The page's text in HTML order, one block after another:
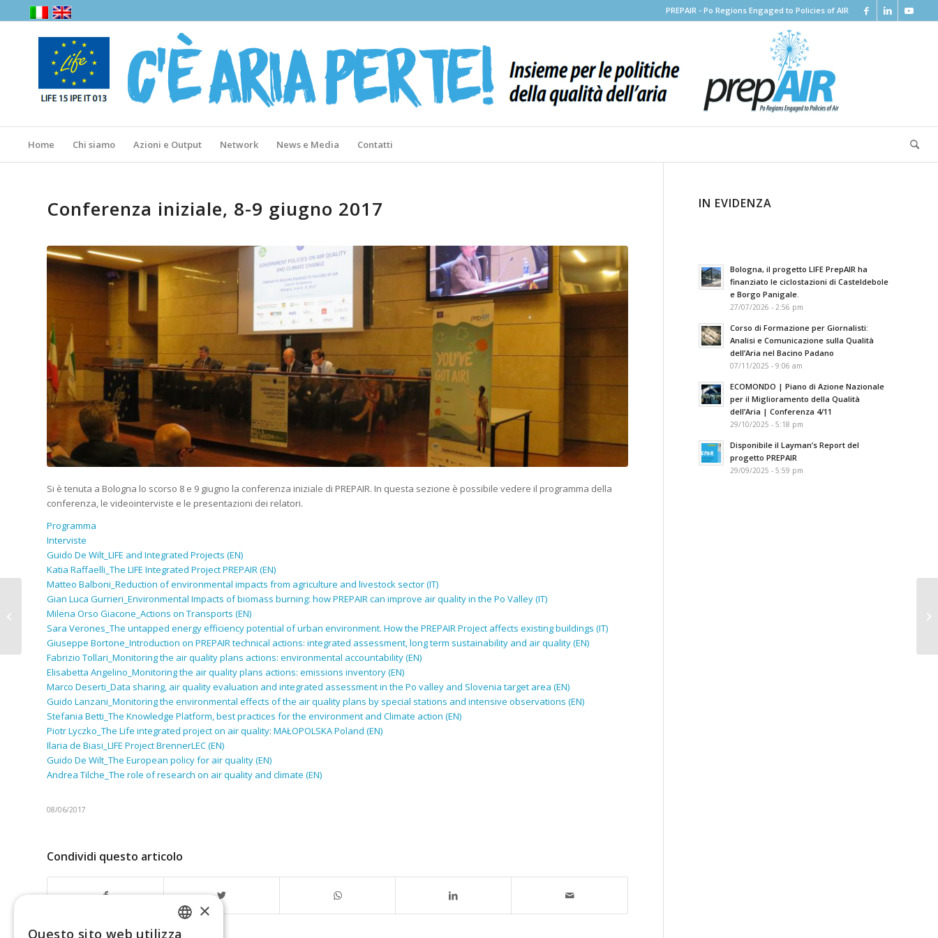
PREPAIR - Po Regions Engaged to Policies of AIR
Home Chi siamo Azioni e Output Network News e Media Contatti
Conferenza iniziale, 8-9 giugno 2017
Si è tenuta a Bologna lo scorso 8 e 9 giugno la conferenza iniziale di PREPAIR. In questa sezione è possibile vedere il programma della
conferenza, le videointerviste e le presentazioni dei relatori.
Programma
Interviste
Guido De Wilt_LIFE and Integrated Projects (EN)
Katia Raffaelli_The LIFE Integrated Project PREPAIR (EN)
Matteo Balboni_Reduction of environmental impacts from agriculture and livestock sector (IT)
Gian Luca Gurrieri_Environmental Impacts of biomass burning: how PREPAIR can improve air quality in the Po Valley (IT)
Milena Orso Giacone_Actions on Transports (EN)
Sara Verones_The untapped energy efficiency potential of urban environment. How the PREPAIR Project affects existing buildings (IT)
Giuseppe Bortone_Introduction on PREPAIR technical actions: integrated assessment, long term sustainability and air quality (EN)
Fabrizio Tollari_Monitoring the air quality plans actions: environmental accountability (EN)
Elisabetta Angelino_Monitoring the air quality plans actions: emissions inventory (EN)
Marco Deserti_Data sharing, air quality evaluation and integrated assessment in the Po valley and Slovenia target area (EN)
Guido Lanzani_Monitoring the environmental effects of the air quality plans by special stations and intensive observations (EN)
Stefania Betti_The Knowledge Platform, best practices for the environment and Climate action (EN)
Piotr Lyczko_The Life integrated project on air quality: MAŁOPOLSKA Poland (EN)
Ilaria de Biasi_LIFE Project BrennerLEC (EN)
Guido De Wilt_The European policy for air quality(EN)
Andrea Tilche_The role of research on air quality and climate (EN)
08/06/2017
Condividi questo articolo
IN EVIDENZA
Bologna, il progetto LIFE PrepAIR ha
finanziato le ciclostazioni di Casteldebole
e Borgo Panigale.
27/07/2026 - 2:56 pm
Corso di Formazione per Giornalisti:
Analisi e Comunicazione sulla Qualità
dell’Aria nel Bacino Padano
07/11/2025 - 9:06 am
ECOMONDO | Piano di Azione Nazionale
per il Miglioramento della Qualità
dell’Aria | Conferenza 4/11
29/10/2025 - 5:18 pm
Disponibile il Layman’s Report del
progetto PREPAIR
29/09/2025 - 5:59 pm
La conferenza iniziale
di PREPAIR tra i side-
events del G7
Ambiente
×
Questo sito web utilizza